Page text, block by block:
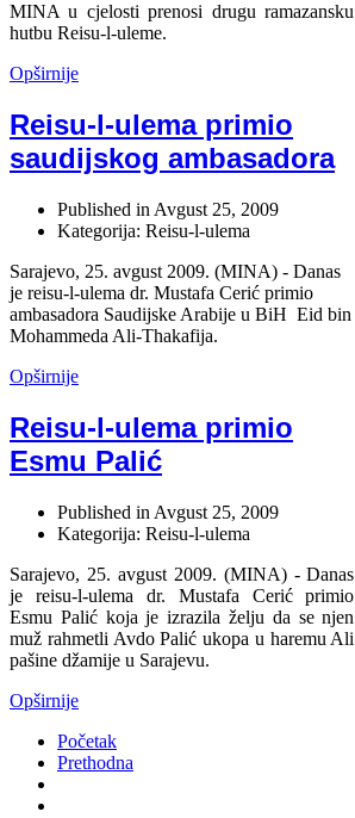
MINA u cjelosti prenosi drugu ramazansku
hutbu Reisu-l-uleme.
Opširnije
Reisu-l-ulema primio
saudijskog ambasadora
Published in Avgust 25, 2009
Kategorija: Reisu-l-ulema
Sarajevo, 25. avgust 2009. (MINA) - Danas
je reisu-l-ulema dr. Mustafa Cerić primio
ambasadora Saudijske Arabije u BiH Eid bin
Mohammeda Ali-Thakafija.
Opširnije
Reisu-l-ulema primio
Esmu Palić
Published in Avgust 25, 2009
Kategorija: Reisu-l-ulema
Sarajevo, 25. avgust 2009. (MINA) - Danas
je reisu-l-ulema dr. Mustafa Cerić primio
Esmu Palić koja je izrazila želju da se njen
muž rahmetli Avdo Palić ukopa u haremu Ali
pašine džamije u Sarajevu.
Opširnije
Početak
Prethodna